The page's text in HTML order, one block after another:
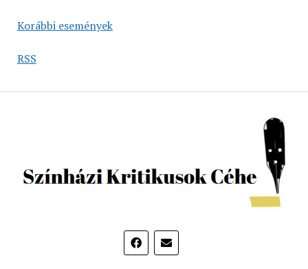
Korábbi események
RSS